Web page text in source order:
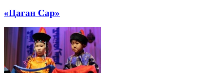
«Цаган Сар»